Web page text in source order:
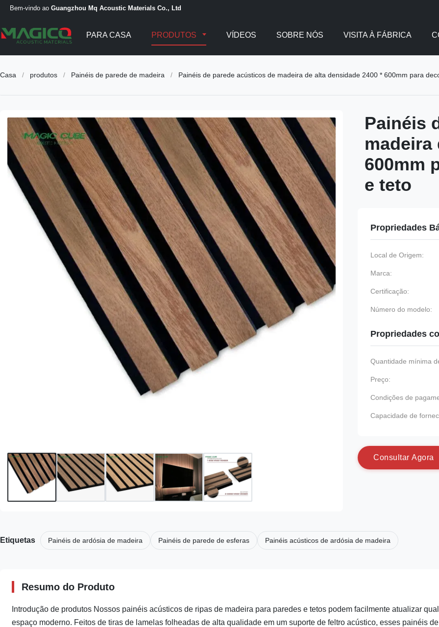
Bem-vindo ao Guangzhou Mq Acoustic Materials Co., Ltd
PARA CASA PRODUTOS VÍDEOS SOBRE NÓS VISITA À FÁBRICA
Casa / produtos / Painéis de parede de madeira / Painéis de parede acústicos de madeira de alta densidade 2400 * 600mm para
Painéis
madeira
600mm
e teto
Propriedades
Local de Origem:
Marca:
Certificação:
Número do modelo:
Propriedades
Quantidade mínima
Preço:
Condições de
Capacidade de
Consu tar Agora
Etiquetas Painéis de ardósia de madeira Painéis de parede de esferas Painéis acústicos de ardósia de madeira
Resumo do Produto
Introdução de produtos Nossos painéis acústicos de ripas de madeira para paredes e tetos podem facilmente atualizar
espaço moderno. Feitos de tiras de lamelas folheadas de alta qualidade em um suporte de feltro acústico, esses painéis de